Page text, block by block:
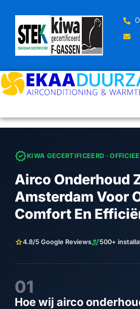
content
verifiedKIWA GECERTIFICEERD ·
Airco Onderhoud
Amsterdam Voor
Comfort En
star4.8/5 Google Reviewsengineering500+
01
Hoe wij airco